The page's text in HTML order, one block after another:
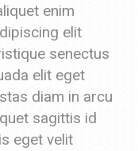
enim
elit
senectus
elit eget
diam in arcu
sagittis id
eget velit